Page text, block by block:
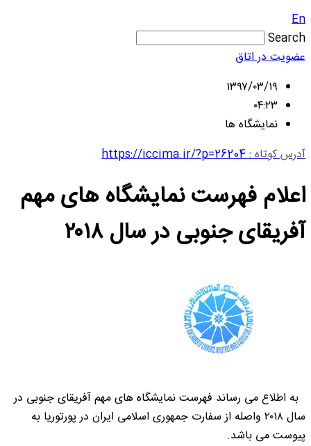
En
Search
عضویت در اتاق
۱۳۹۷/۰۳/۱۹
۰۴:۲۳
نمایشگاه ها
آدرس کوتاه :https://iccima.ir/?p=26204
اعلام فهرست نمایشگاه های مهم
آفریقای جنوبی در سال ۲۰۱۸
به اطلاع می رساند فهرست نمایشگاه های مهم آفریقای جنوبی در
سال ۲۰۱۸ واصله از سفارت جمهوری اسلامی ایران در پورتوریا به
پیوست می باشد.